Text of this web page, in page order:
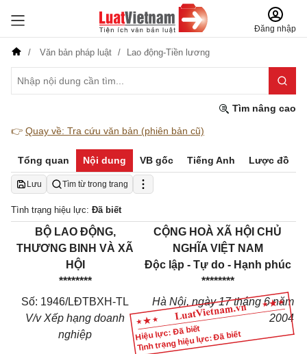
Đăng nhập
Văn bản pháp luật Lao động-Tiền lương
Tìm nâng cao
👉 Quay về: Tra cứu văn bản (phiên bản cũ)
Tổng quan Nội dung VB gốc Tiếng Anh Lược đồ
Lưu Tìm từ trong trang
Tình trạng hiệu lực: Đã biết
Hiệu lực: Đã biết
Tình trạng hiệu lực: Đã biết
BỘ LAO ĐỘNG,
THƯƠNG BINH VÀ XÃ
HỘI
********
CỘNG HOÀ XÃ HỘI CHỦ
NGHĨA VIỆT NAM
Độc lập - Tự do - Hạnh phúc
********
Số: 1946/LĐTBXH-TL
V/v Xếp hạng doanh
nghiệp
Hà Nội, ngày 17 tháng 6 năm
2004